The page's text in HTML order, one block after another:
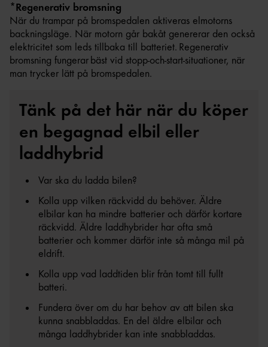
*Regenerativ bromsning
När du trampar på bromspedalen aktiveras elmotorns
backningsläge. När motorn går bakåt genererar den också
elektricitet som leds tillbaka till batteriet. Regenerativ
bromsning fungerar bäst vid stopp-och-start-situationer, när
man trycker lätt på bromspedalen.
Tänk på det här när du köper
en begagnad elbil eller
laddhybrid
Var ska du ladda bilen?
Kolla upp vilken räckvidd du behöver. Äldre
elbilar kan ha mindre batterier och därför kortare
räckvidd. Äldre laddhybrider har ofta små
batterier och kommer därför inte så många mil på
eldrift.
Kolla upp vad laddtiden blir från tomt till fullt
batteri.
Fundera över om du har behov av att bilen ska
kunna snabbladdas. En del äldre elbilar och
många laddhybrider kan inte snabbladdas.